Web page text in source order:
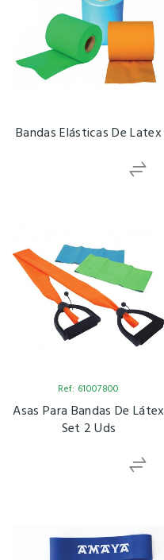
Bandas Elásticas De Latex
Ref: 61007800
Asas Para Bandas De Látex
Set 2 Uds